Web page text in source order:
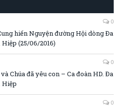
0
hiến Nguyện đường Hội dòng Đa
(25/06/2016)
0
Chúa đã yêu con – Ca đoàn HD. Đa
Hiệp
0